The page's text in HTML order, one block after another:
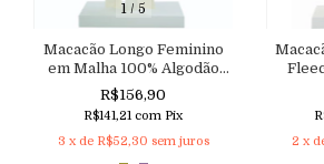
1/5
Macacão Longo Feminino
em Malha 100% Algodão
com Aplicação de Flores 3D
Aconchego do Bebê
R$156,90
R$141,21 com Pix
3 x de R$52,30 sem juros
2 x